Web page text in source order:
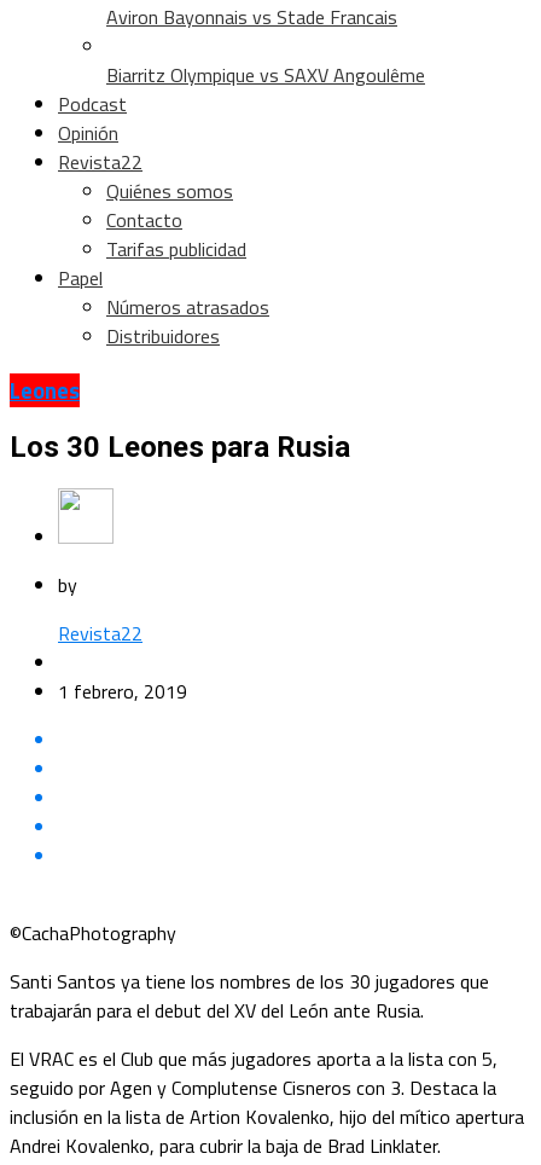
Aviron Bayonnais vs Stade Francais
Biarritz Olympique vs SAXV Angoulême
Podcast
Opinión
Revista22
Quiénes somos
Contacto
Tarifas publicidad
Papel
Números atrasados
Distribuidores
Leones
Los 30 Leones para Rusia
by
Revista22
1 febrero, 2019
©CachaPhotography
Santi Santos ya tiene los nombres de los 30 jugadores que
trabajarán para el debut del XV del León ante Rusia.
El VRAC es el Club que más jugadores aporta a la lista con 5,
seguido por Agen y Complutense Cisneros con 3. Destaca la
inclusión en la lista de Artion Kovalenko, hijo del mítico apertura
Andrei Kovalenko, para cubrir la baja de Brad Linklater.